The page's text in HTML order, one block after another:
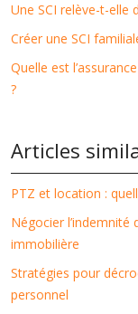
Une SCI relève-t-elle
Créer une SCI
Quelle est
?
Articles
PTZ et location :
Négocier l’indemnité
immobilière
Stratégies pour
personnel